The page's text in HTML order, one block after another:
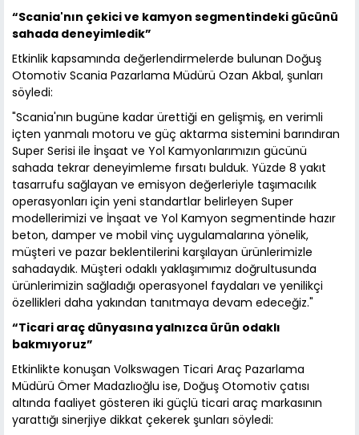
“Scania'nın çekici ve kamyon segmentindeki gücünü
sahada deneyimledik”
Etkinlik kapsamında değerlendirmelerde bulunan Doğuş
Otomotiv Scania Pazarlama Müdürü Ozan Akbal, şunları
söyledi:
"Scania'nın bugüne kadar ürettiği en gelişmiş, en verimli
içten yanmalı motoru ve güç aktarma sistemini barındıran
Super Serisi ile İnşaat ve Yol Kamyonlarımızın gücünü
sahada tekrar deneyimleme fırsatı bulduk. Yüzde 8 yakıt
tasarrufu sağlayan ve emisyon değerleriyle taşımacılık
operasyonları için yeni standartlar belirleyen Super
modellerimizi ve İnşaat ve Yol Kamyon segmentinde hazır
beton, damper ve mobil vinç uygulamalarına yönelik,
müşteri ve pazar beklentilerini karşılayan ürünlerimizle
sahadaydık. Müşteri odaklı yaklaşımımız doğrultusunda
ürünlerimizin sağladığı operasyonel faydaları ve yenilikçi
özellikleri daha yakından tanıtmaya devam edeceğiz."
“Ticari araç dünyasına yalnızca ürün odaklı
bakmıyoruz”
Etkinlikte konuşan Volkswagen Ticari Araç Pazarlama
Müdürü Ömer Madazlıoğlu ise, Doğuş Otomotiv çatısı
altında faaliyet gösteren iki güçlü ticari araç markasının
yarattığı sinerjiye dikkat çekerek şunları söyledi: